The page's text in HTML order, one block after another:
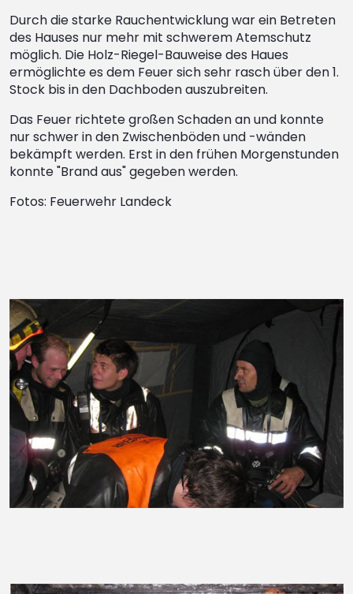
Durch die starke Rauchentwicklung war ein Betreten
des Hauses nur mehr mit schwerem Atemschutz
möglich. Die Holz-Riegel-Bauweise des Haues
ermöglichte es dem Feuer sich sehr rasch über den 1.
Stock bis in den Dachboden auszubreiten.
Das Feuer richtete großen Schaden an und konnte
nur schwer in den Zwischenböden und -wänden
bekämpft werden. Erst in den frühen Morgenstunden
konnte "Brand aus" gegeben werden.
Fotos: Feuerwehr Landeck